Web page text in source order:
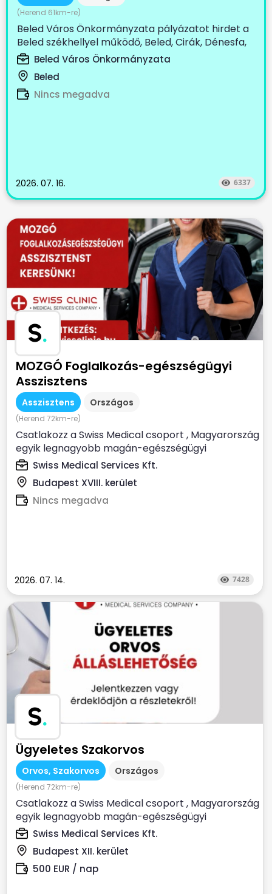
(Herend 61km-re)
Beled Város Önkormányzata pályázatot hirdet a
Beled székhellyel működő, Beled, Cirák, Dénesfa,
Edve,...Beled Város Önkormányzata
Beled
Nincs megadva
2026. 07. 16. 6337
S.
MOZGÓ Foglalkozás-egészségügyi
Asszisztens
Asszisztens Országos
(Herend 72km-re)
Csatlakozz a Swiss Medical csoport , Magyarország
egyik legnagyobb magán-egészségügyi
szolgáltatójához ...
Swiss Medical Services Kft.
Budapest XVIII. kerület
Nincs megadva
2026. 07. 14. 7428
S.
Ügyeletes Szakorvos
Orvos, Szakorvos Országos
(Herend 72km-re)
Csatlakozz a Swiss Medical csoport , Magyarország
egyik legnagyobb magán-egészségügyi
szolgáltatójához ...
Swiss Medical Services Kft.
Budapest XII. kerület
500 EUR / nap